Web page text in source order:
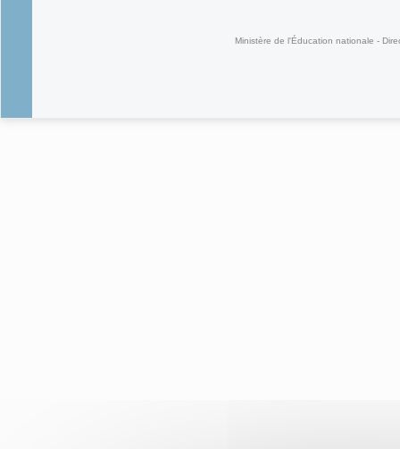
Ministère de l'Éducation nationale -